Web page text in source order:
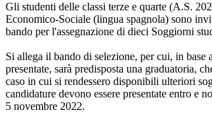
Gli studenti delle classi terze e quarte (A.S.
Economico-Sociale (lingua spagnola) sono
bando per l'assegnazione di dieci Soggiorni
Si allega il bando di selezione, per cui, in base
presentate, sarà predisposta una graduatoria,
caso in cui si rendessero disponibili ulteriori
candidature devono essere presentate entro e
5 novembre 2022.